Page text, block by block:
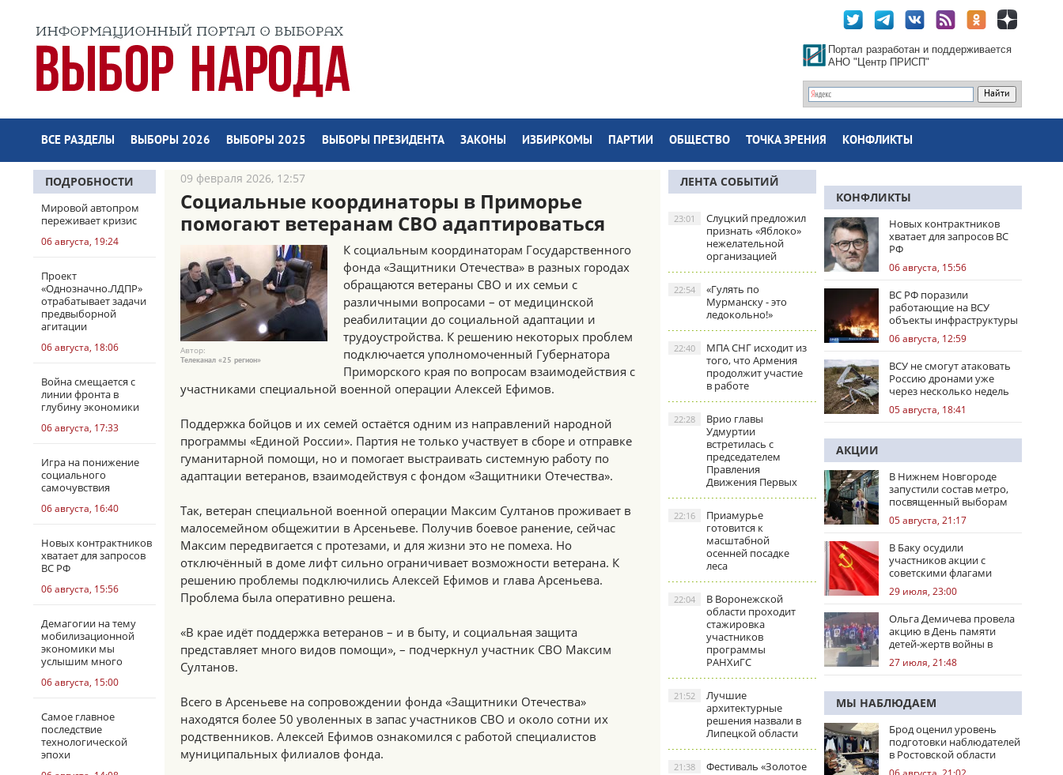
Портал разработан и поддерживается
АНО "Центр ПРИСП"
ВСЕ РАЗДЕЛЫ ВЫБОРЫ 2026 ВЫБОРЫ 2025 ВЫБОРЫ ПРЕЗИДЕНТА ЗАКОНЫ ИЗБИРКОМЫ ПАРТИИ ОБЩЕСТВО ТОЧКА ЗРЕНИЯ КОНФЛИКТЫ
ПОДРОБНОСТИ
Мировой автопром
переживает кризис
06 августа, 19:24
Проект
«Однозначно.ЛДПР»
отрабатывает задачи
предвыборной
агитации
06 августа, 18:06
Война смещается с
линии фронта в
глубину экономики
06 августа, 17:33
Игра на понижение
социального
самочувствия
06 августа, 16:40
Новых контрактников
хватает для запросов
ВС РФ
06 августа, 15:56
Демагогии на тему
мобилизационной
экономики мы
услышим много
06 августа, 15:00
Самое главное
последствие
технологической
эпохи
09 февраля 2026, 12:57
Социальные координаторы в Приморье
помогают ветеранам СВО адаптироваться
Автор:
Телеканал «25 регион»
К социальным координаторам Государственного
фонда «Защитники Отечества» в разных городах
обращаются ветераны СВО и их семьи с
различными вопросами – от медицинской
реабилитации до социальной адаптации и
трудоустройства. К решению некоторых проблем
подключается уполномоченный Губернатора
Приморского края по вопросам взаимодействия с
участниками специальной военной операции Алексей Ефимов.
Поддержка бойцов и их семей остаётся одним из направлений народной
программы «Единой России». Партия не только участвует в сборе и отправке
гуманитарной помощи, но и помогает выстраивать системную работу по
адаптации ветеранов, взаимодействуя с фондом «Защитники Отечества».
Так, ветеран специальной военной операции Максим Султанов проживает в
малосемейном общежитии в Арсеньеве. Получив боевое ранение, сейчас
Максим передвигается с протезами, и для жизни это не помеха. Но
отключённый в доме лифт сильно ограничивает возможности ветерана. К
решению проблемы подключились Алексей Ефимов и глава Арсеньева.
Проблема была оперативно решена.
«В крае идёт поддержка ветеранов – и в быту, и социальная защита
представляет много видов помощи», – подчеркнул участник СВО Максим
Султанов.
Всего в Арсеньеве на сопровождении фонда «Защитники Отечества»
находятся более 50 уволенных в запас участников СВО и около сотни их
родственников. Алексей Ефимов ознакомился с работой специалистов
муниципальных филиалов фонда.
ЛЕНТА СОБЫТИЙ
Слуцкий предложил
признать «Яблоко»
нежелательной
организацией
23:01
«Гулять по
Мурманску - это
ледокольно!»
22:54
МПА СНГ исходит из
того, что Армения
продолжит участие
в работе
22:40
Врио главы
Удмуртии
встретилась с
председателем
Правления
Движения Первых
22:28
Приамурье
готовится к
масштабной
осенней посадке
леса
22:16
В Воронежской
области проходит
стажировка
участников
программы
РАНХиГС
22:04
Лучшие
архитектурные
решения назвали в
Липецкой области
21:52
Фестиваль «Золотое
21:38
КОНФЛИКТЫ
Новых контрактников
хватает для запросов ВС
РФ
06 августа, 15:56
ВС РФ поразили
работающие на ВСУ
объекты инфраструктуры
и центры логистики
06 августа, 12:59
ВСУ не смогут атаковать
Россию дронами уже
через несколько недель
05 августа, 18:41
АКЦИИ
В Нижнем Новгороде
запустили состав метро,
посвященный выборам
05 августа, 21:17
В Баку осудили
участников акции с
советскими флагами
29 июля, 23:00
Ольга Демичева провела
акцию в День памяти
детей-жертв войны в
Донбассе
27 июля, 21:48
МЫ НАБЛЮДАЕМ
Брод оценил уровень
подготовки наблюдателей
в Ростовской области